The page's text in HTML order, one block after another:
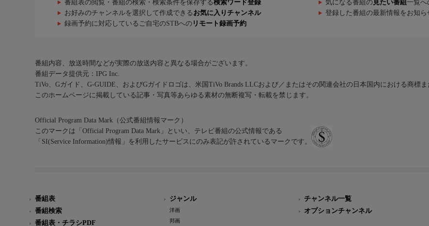
番組表の閲覧・番組の検索・検索条件を保存する検索ワード登録 気になる番組の 見たい番組 一覧へ
お好みのチャンネルを選択して作成できる お気に入りチャンネル 登録した番組の最新情報をお知ら
録画予約に対応しているご自宅のSTBへの リモート録画予約
番組内容、放送時間などが実際の放送内容と異なる場合がございます。
番組データ提供元：IPG Inc.
TiVo、Gガイド、G-GUIDE、およびGガイドロゴは、米国TiVo Brands LLCおよび／またはその関連会社の日本国内における商標ま
このホームページに掲載している記事・写真等あらゆる素材の無断複写・転載を禁じます。
Official Program Data Mark（公式番組情報マーク）
このマークは「Official Program Data Mark」といい、テレビ番組の公式情報である
「SI(Service Information)情報」を利用したサービスにのみ表記が許されているマークです。
番組表
番組検索
番組表・チラシPDF
ジャンル
洋画
邦画
チャンネル一覧
オプションチャンネル